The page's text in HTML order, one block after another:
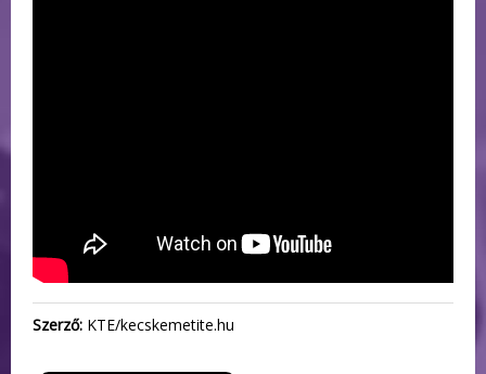
Szerző: KTE/kecskemetite.hu